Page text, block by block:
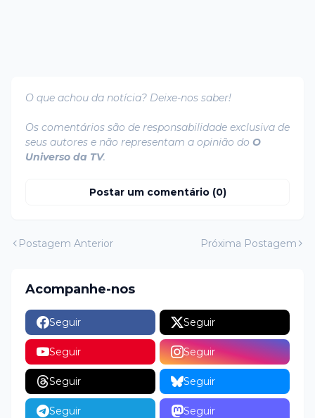
O que achou da notícia? Deixe-nos saber!
Os comentários são de responsabilidade exclusiva de
seus autores e não representam a opinião do O
Universo da TV.
Postar um comentário (0)
Postagem Anterior Próxima Postagem
Acompanhe-nos
Seguir Seguir
Seguir Seguir
Seguir Seguir
Seguir Seguir